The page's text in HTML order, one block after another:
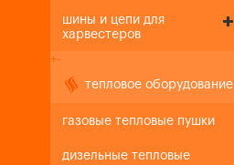
шины и цепи для
харвестеров
+-
тепловое оборудование
газовые тепловые пушки
дизельные тепловые